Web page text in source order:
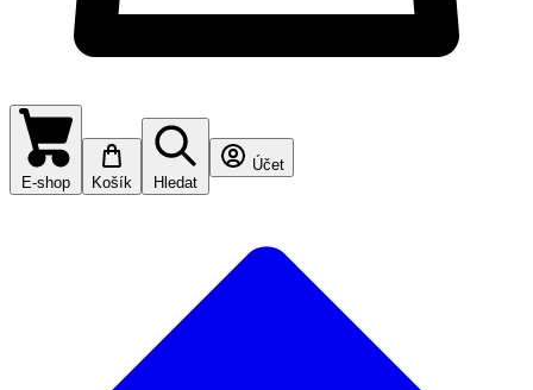
E-shop Košík Hledat
Účet